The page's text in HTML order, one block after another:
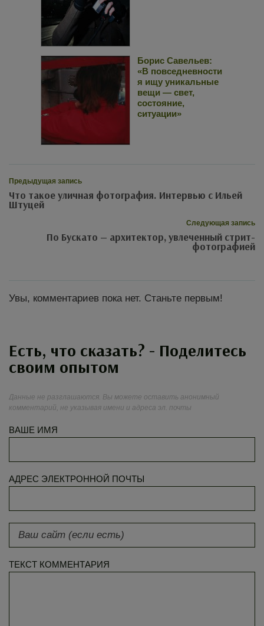
Борис Савельев:
«В повседневности
я ищу уникальные
вещи — свет,
состояние,
ситуации»
Предыдущая запись
Что такое уличная фотография. Интервью с Ильей
Штуцей
Следующая запись
По Бускато — архитектор, увлеченный стрит-
фотографией
Увы, комментариев пока нет. Станьте первым!
Есть, что сказать? - Поделитесь
своим опытом
Данные не разглашаются. Вы можете оставить анонимный
комментарий, не указывая имени и адреса эл. почты
ВАШЕ ИМЯ
АДРЕС ЭЛЕКТРОННОЙ ПОЧТЫ
ТЕКСТ КОММЕНТАРИЯ